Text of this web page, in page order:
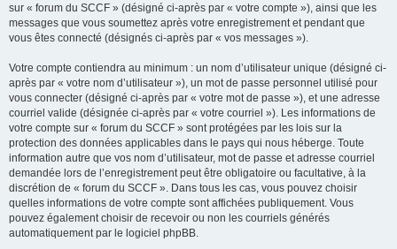
sur « forum du SCCF » (désigné ci-après par « votre compte »), ainsi que les
messages que vous soumettez après votre enregistrement et pendant que
vous êtes connecté (désignés ci-après par « vos messages »).
Votre compte contiendra au minimum : un nom d’utilisateur unique (désigné ci-
après par « votre nom d’utilisateur »), un mot de passe personnel utilisé pour
vous connecter (désigné ci-après par « votre mot de passe »), et une adresse
courriel valide (désignée ci-après par « votre courriel »). Les informations de
votre compte sur « forum du SCCF » sont protégées par les lois sur la
protection des données applicables dans le pays qui nous héberge. Toute
information autre que vos nom d’utilisateur, mot de passe et adresse courriel
demandée lors de l’enregistrement peut être obligatoire ou facultative, à la
discrétion de « forum du SCCF ». Dans tous les cas, vous pouvez choisir
quelles informations de votre compte sont affichées publiquement. Vous
pouvez également choisir de recevoir ou non les courriels générés
automatiquement par le logiciel phpBB.